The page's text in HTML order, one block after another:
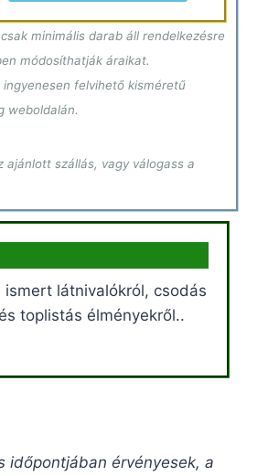
minimális darab áll rendelkezésre
módosíthatják áraikat.
felvihető kisméretű
weboldalán.
szállás, vagy válogass a
látnivalókról, csodás
toplistás élményekről..
időpontjában érvényesek, a